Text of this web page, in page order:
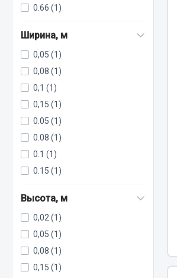
Хомуты
РТИ
Кольца уплотнительные
Лента конвейерная
Манжеты
Патрубки
Прокладки
Рукава высокого давления
0.66 (1)
Ширина, м
0,05 (1)
0,08 (1)
0,1 (1)
0,15 (1)
0.05 (1)
0.08 (1)
0.1 (1)
0.15 (1)
Высота, м
0,02 (1)
0,05 (1)
0,08 (1)
0,15 (1)